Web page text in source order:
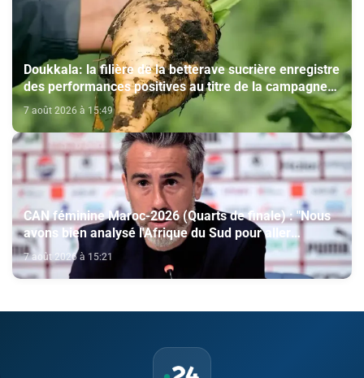
Doukkala: la filière de la betterave sucrière enregistre
des performances positives au titre de la campagne
agricole 2025-2026
7 août 2026 à 15:49
CAN féminine Maroc-2026 (Quarts de finale) : "Nous
avons bien analysé l'Afrique du Sud pour aller
chercher la victoire" (Jorge Vilda)
7 août 2026 à 15:21